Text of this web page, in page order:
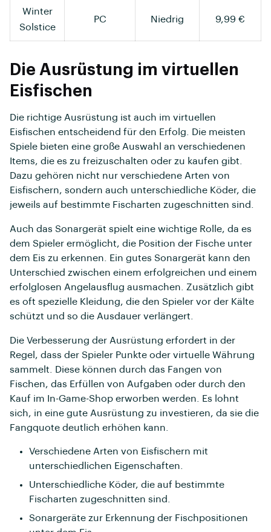
Winter
Solstice
PC Niedrig 9,99 €
Die Ausrüstung im virtuellen
Eisfischen
Die richtige Ausrüstung ist auch im virtuellen
Eisfischen entscheidend für den Erfolg. Die meisten
Spiele bieten eine große Auswahl an verschiedenen
Items, die es zu freizuschalten oder zu kaufen gibt.
Dazu gehören nicht nur verschiedene Arten von
Eisfischern, sondern auch unterschiedliche Köder, die
jeweils auf bestimmte Fischarten zugeschnitten sind.
Auch das Sonargerät spielt eine wichtige Rolle, da es
dem Spieler ermöglicht, die Position der Fische unter
dem Eis zu erkennen. Ein gutes Sonargerät kann den
Unterschied zwischen einem erfolgreichen und einem
erfolglosen Angelausflug ausmachen. Zusätzlich gibt
es oft spezielle Kleidung, die den Spieler vor der Kälte
schützt und so die Ausdauer verlängert.
Die Verbesserung der Ausrüstung erfordert in der
Regel, dass der Spieler Punkte oder virtuelle Währung
sammelt. Diese können durch das Fangen von
Fischen, das Erfüllen von Aufgaben oder durch den
Kauf im In-Game-Shop erworben werden. Es lohnt
sich, in eine gute Ausrüstung zu investieren, da sie die
Fangquote deutlich erhöhen kann.
Verschiedene Arten von Eisfischern mit
unterschiedlichen Eigenschaften.
Unterschiedliche Köder, die auf bestimmte
Fischarten zugeschnitten sind.
Sonargeräte zur Erkennung der Fischpositionen